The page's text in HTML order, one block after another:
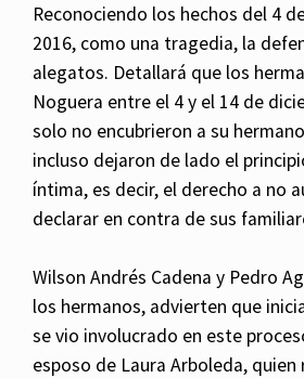
Reconociendo los hechos del 4
2016, como una tragedia, la
alegatos. Detallará que los
Noguera entre el 4 y el 14 de
solo no encubrieron a su
incluso dejaron de lado el
íntima, es decir, el derecho a no
declarar en contra de sus
Wilson Andrés Cadena y Pedro
los hermanos, advierten que
se vio involucrado en este
esposo de Laura Arboleda,